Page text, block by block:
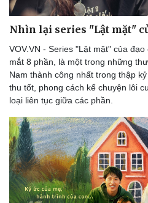
Nhìn lại series "Lật mặt"
VOV.VN - Series "Lật mặt" của
mắt 8 phần, là một trong những
Nam thành công nhất trong thập
thu tốt, phong cách kể chuyện lôi
loại liên tục giữa các phần.